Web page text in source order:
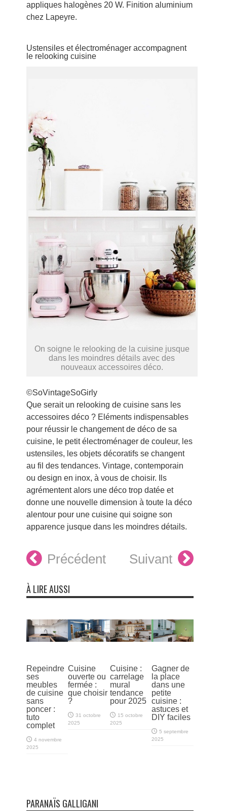
appliques halogènes 20 W. Finition aluminium
chez Lapeyre.
Ustensiles et électroménager accompagnent
le relooking cuisine
On soigne le relooking de la cuisine jusque
dans les moindres détails avec des
nouveaux accessoires déco.
©SoVintageSoGirly
Que serait un relooking de cuisine sans les
accessoires déco ? Eléments indispensables
pour réussir le changement de déco de sa
cuisine, le petit électroménager de couleur, les
ustensiles, les objets décoratifs se changent
au fil des tendances. Vintage, contemporain
ou design en inox, à vous de choisir. Ils
agrémentent alors une déco trop datée et
donne une nouvelle dimension à toute la déco
alentour pour une cuisine qui soigne son
apparence jusque dans les moindres détails.
Précédent Suivant
À LIRE AUSSI
Repeindre
ses
meubles
de cuisine
sans
poncer :
tuto
complet
4 novembre
2025
Cuisine
ouverte ou
fermée :
que choisir
?
31 octobre
2025
Cuisine :
carrelage
mural
tendance
pour 2025
15 octobre
2025
Gagner de
la place
dans une
petite
cuisine :
astuces et
DIY faciles
5 septembre
2025
PARANAÏS GALLIGANI